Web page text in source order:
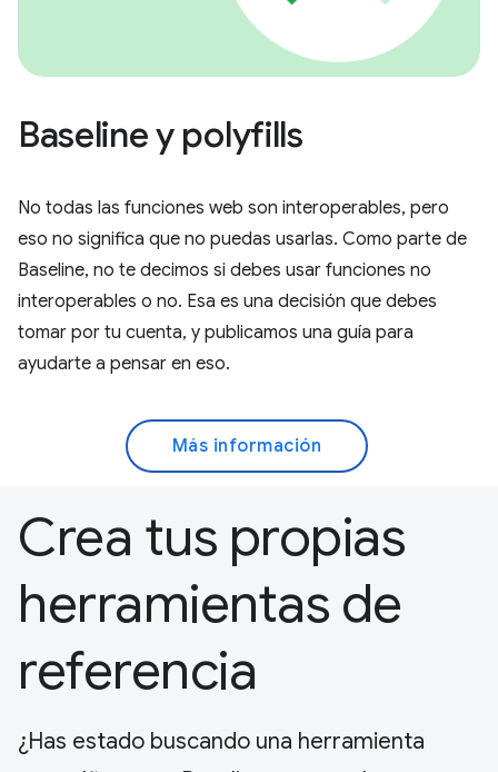
Baseline y polyfills
No todas las funciones web son interoperables, pero
eso no significa que no puedas usarlas. Como parte de
Baseline, no te decimos si debes usar funciones no
interoperables o no. Esa es una decisión que debes
tomar por tu cuenta, y publicamos una guía para
ayudarte a pensar en eso.
Más información
Crea tus propias
herramientas de
referencia
¿Has estado buscando una herramienta